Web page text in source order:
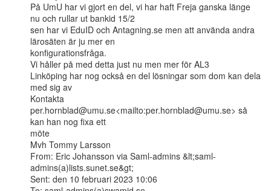
På UmU har vi gjort en del, vi har haft Freja ganska länge
nu och rullar ut bankid 15/2
sen har vi EduID och Antagning.se men att använda andra
lärosäten är ju mer en
konfigurationsfråga.
Vi håller på med detta just nu men mer för AL3
Linköping har nog också en del lösningar som dom kan dela
med sig av
Kontakta
per.hornblad@umu.se<mailto:per.hornblad@umu.se> så
kan han nog fixa ett
möte
Mvh Tommy Larsson
From: Eric Johansson via Saml-admins &lt;saml-
admins(a)lists.sunet.se&gt;
Sent: den 10 februari 2023 10:06